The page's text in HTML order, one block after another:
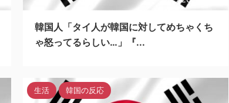
韓国人「タイ人が韓国に対してめちゃくち
ゃ怒ってるらしい…」『...
生活 韓国の反応